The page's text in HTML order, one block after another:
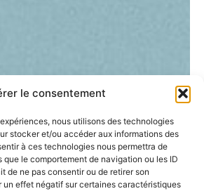
le consentement
nous utilisons des technologies
stocker et/ou accéder aux informations des
à ces technologies nous permettra de
que le comportement de navigation ou les ID
de ne pas consentir ou de retirer son
effet négatif sur certaines caractéristiques